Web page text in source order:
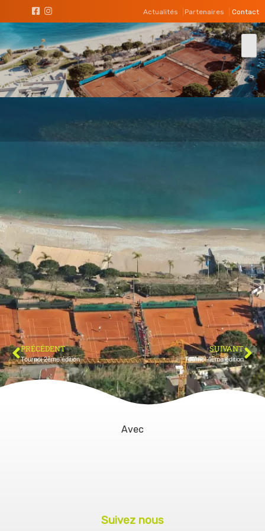
Actualités Partenaires Contact
PRÉCÉDENT
Tournoi 2ème édition
SUIVANT
Tournoi 4ème édition
Avec
Suivez nous